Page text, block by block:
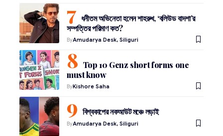
ধনীতম অভিনেতা হলেন শাহরুখ, ‘বলিউড বাদশা’র
সম্পত্তির পরিমাণ কত?
ByAmudarya Desk, Siliguri
Top 10 Genz short forms one
must know
ByKishore Saha
বিশ্বকাপের নকআউট মঞ্চে লড়াই
ByAmudarya Desk, Siliguri